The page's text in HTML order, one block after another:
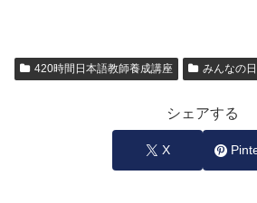
420時間日本語教師養成講座 みんなの
シェアする
X